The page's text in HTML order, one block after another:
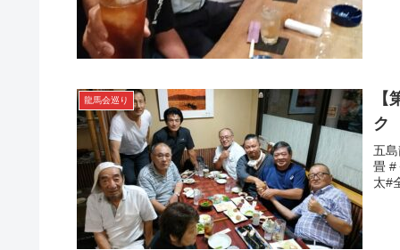
龍馬会巡り
ク
五
畳 #
太#